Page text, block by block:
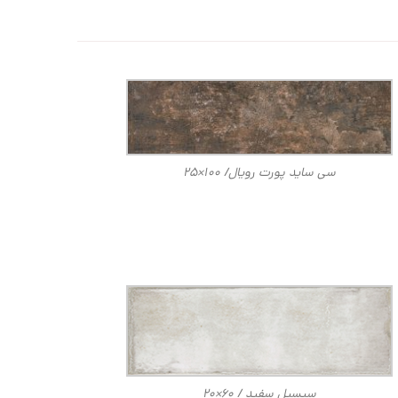
سی ساید پورت رویال/ ۱۰۰×۲۵